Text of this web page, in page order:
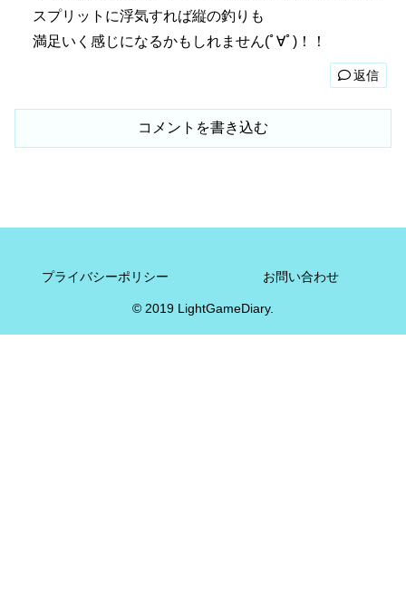
スプリットに浮気すれば縦の釣りも
満足いく感じになるかもしれません(ﾟ∀ﾟ)！！
返信
コメントを書き込む
プライバシーポリシー お問い合わせ
© 2019 LightGameDiary.